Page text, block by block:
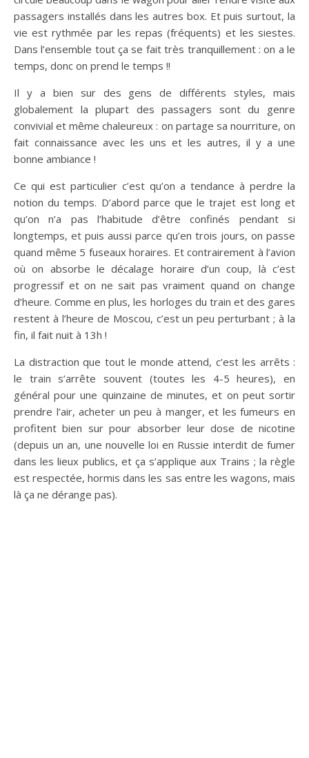
passagers installés dans les autres box. Et puis surtout, la
vie est rythmée par les repas (fréquents) et les siestes.
Dans l’ensemble tout ça se fait très tranquillement : on a le
temps, donc on prend le temps !!
Il y a bien sur des gens de différents styles, mais
globalement la plupart des passagers sont du genre
convivial et même chaleureux : on partage sa nourriture, on
fait connaissance avec les uns et les autres, il y a une
bonne ambiance !
Ce qui est particulier c’est qu’on a tendance à perdre la
notion du temps. D’abord parce que le trajet est long et
qu’on n’a pas l’habitude d’être confinés pendant si
longtemps, et puis aussi parce qu’en trois jours, on passe
quand même 5 fuseaux horaires. Et contrairement à l’avion
où on absorbe le décalage horaire d’un coup, là c’est
progressif et on ne sait pas vraiment quand on change
d’heure. Comme en plus, les horloges du train et des gares
restent à l’heure de Moscou, c’est un peu perturbant ; à la
fin, il fait nuit à 13h !
La distraction que tout le monde attend, c’est les arrêts :
le train s’arrête souvent (toutes les 4-5 heures), en
général pour une quinzaine de minutes, et on peut sortir
prendre l’air, acheter un peu à manger, et les fumeurs en
profitent bien sur pour absorber leur dose de nicotine
(depuis un an, une nouvelle loi en Russie interdit de fumer
dans les lieux publics, et ça s’applique aux Trains ; la règle
est respectée, hormis dans les sas entre les wagons, mais
là ça ne dérange pas).